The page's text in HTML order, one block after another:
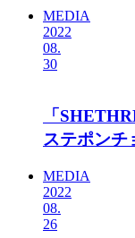
MEDIA
2022
08.
30
「
ステポンチ
MEDIA
2022
08.
26